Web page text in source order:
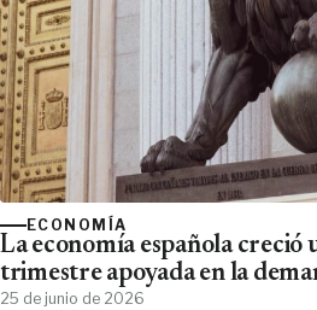
ECONOMÍA
La economía española creció
trimestre apoyada en la
25 de junio de 2026